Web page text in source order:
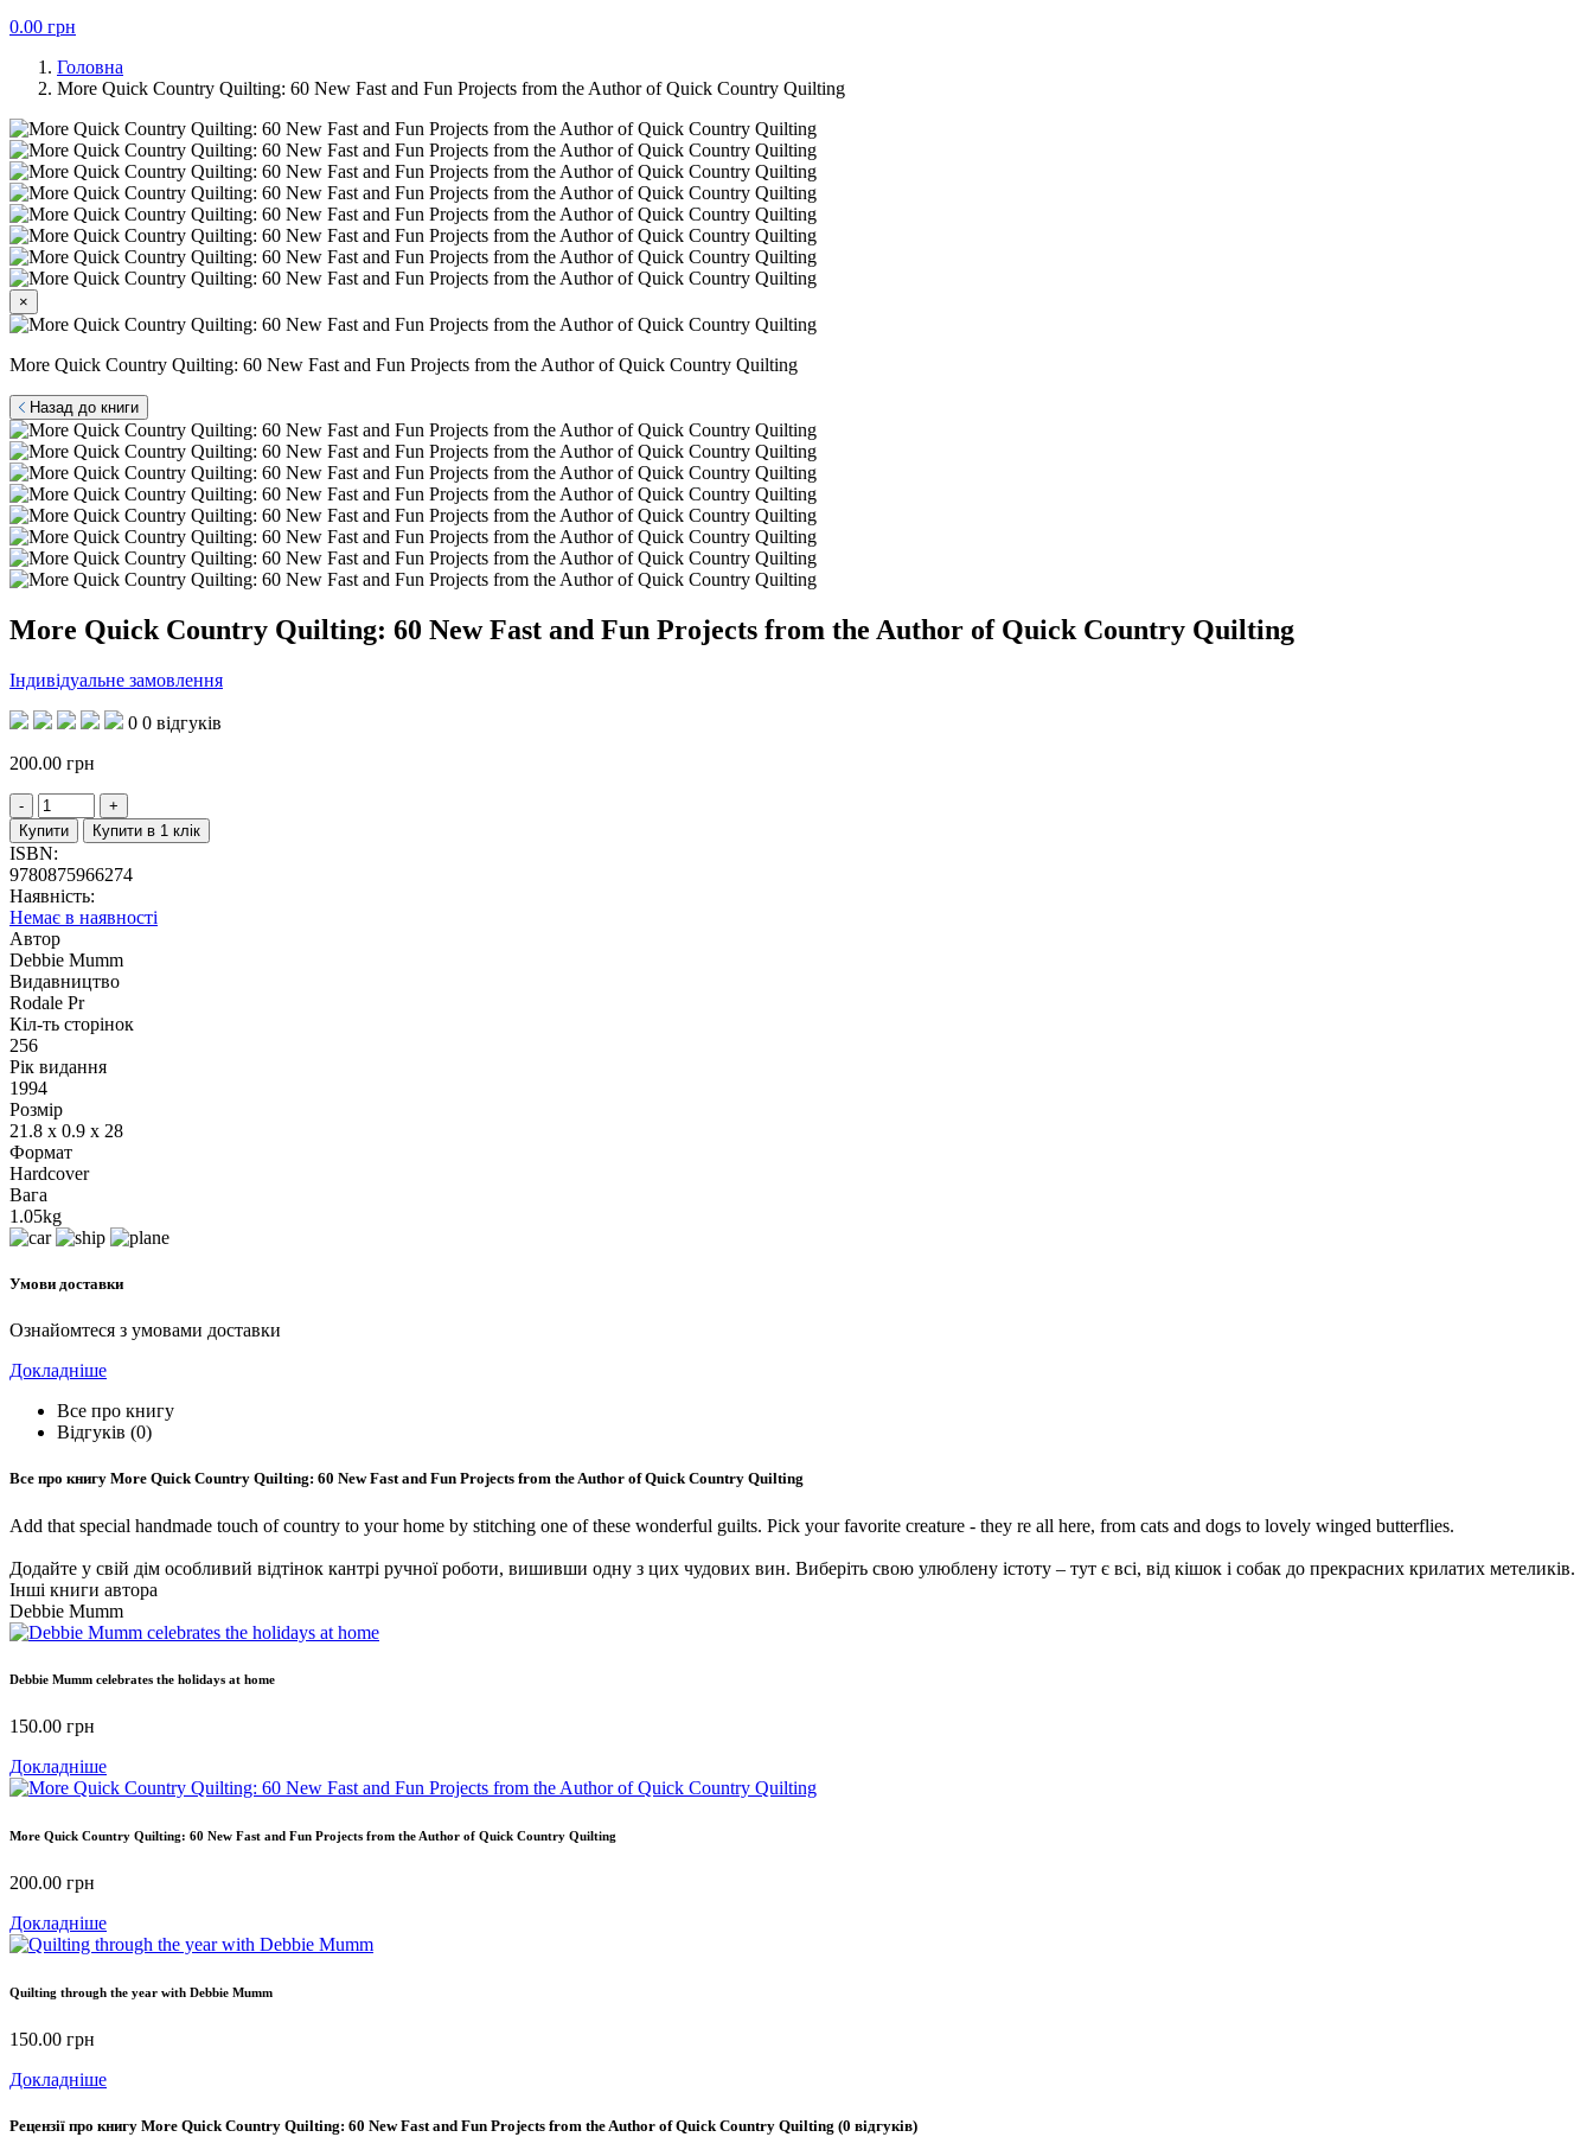
0.00 грн
Головна
More Quick Country Quilting: 60 New Fast and Fun Projects from the Author of Quick Country Quilting
×
More Quick Country Quilting: 60 New Fast and Fun Projects from the Author of Quick Country Quilting
Назад до книги
More Quick Country Quilting: 60 New Fast and Fun Projects from the Author of Quick Country Quilting
Індивідуальне замовлення
0 0 відгуків
200.00 грн
Купити Купити в 1 клік
ISBN:
9780875966274
Наявність:
Немає в наявності
Автор
Debbie Mumm
Видавництво
Rodale Pr
Кіл-ть сторінок
256
Рік видання
1994
Розмір
21.8 x 0.9 x 28
Формат
Hardcover
Вага
1.05kg
Умови доставки
Ознайомтеся з умовами доставки
Докладніше
Все про книгу
Відгуків (0)
Все про книгу More Quick Country Quilting: 60 New Fast and Fun Projects from the Author of Quick Country Quilting
Add that special handmade touch of country to your home by stitching one of these wonderful guilts. Pick your favorite creature - they re all here, from cats and dogs to lovely winged butterflies.
Додайте у свій дім особливий відтінок кантрі ручної роботи, вишивши одну з цих чудових вин. Виберіть свою улюблену істоту – тут є всі, від кішок і собак до прекрасних крилатих метеликів.
Інші книги автора
Debbie Mumm
Debbie Mumm celebrates the holidays at home
150.00 грн
Докладніше
More Quick Country Quilting: 60 New Fast and Fun Projects from the Author of Quick Country Quilting
200.00 грн
Докладніше
Quilting through the year with Debbie Mumm
150.00 грн
Докладніше
Рецензії про книгу More Quick Country Quilting: 60 New Fast and Fun Projects from the Author of Quick Country Quilting (0 відгуків)